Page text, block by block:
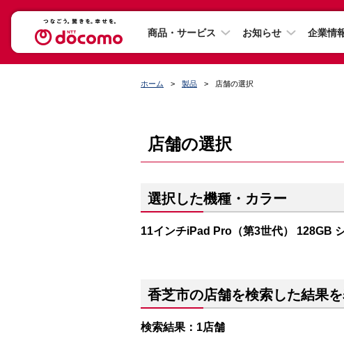
商品・サービス お知らせ 企業情
ホーム 製品 店舗の選択
店舗の選択
選択した機種・カラー
11インチiPad Pro（第3世代） 128GB
香芝市の店舗を検索した結果
検索結果：1店舗